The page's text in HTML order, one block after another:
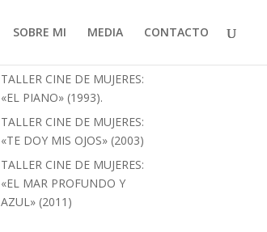
SOBRE MI MEDIA CONTACTO
TALLER CINE DE MUJERES:
«EL PIANO» (1993).
TALLER CINE DE MUJERES:
«TE DOY MIS OJOS» (2003)
TALLER CINE DE MUJERES:
«EL MAR PROFUNDO Y
AZUL» (2011)